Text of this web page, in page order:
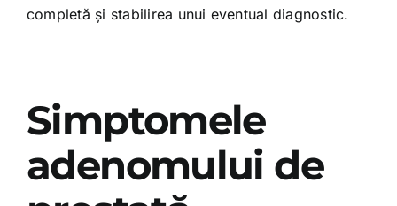
completă și stabilirea unui eventual diagnostic.
Simptomele
adenomului de